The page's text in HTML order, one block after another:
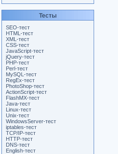
Тесты
SEO-тест
HTML-тест
XML-тест
CSS-тест
JavaScript-тест
jQuery-тест
PHP-тест
Perl-тест
MySQL-тест
RegEx-тест
PhotoShop-тест
ActionScript-тест
FlashMX-тест
Java-тест
Linux-тест
Unix-тест
WindowsServer-тест
iptables-тест
TCP/IP-тест
HTTP-тест
DNS-тест
English-тест